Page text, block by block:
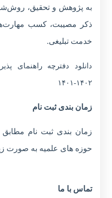
به پژوهش و تحقیق،
خدمت تبلیغی.
دانلود دفترچه راهنمای
۱۴۰۲-۱۴۰۱
زمان بندی ثبت نام
زمان بندی ثبت نام
حوزه های علمیه به صورت
تماس با ما